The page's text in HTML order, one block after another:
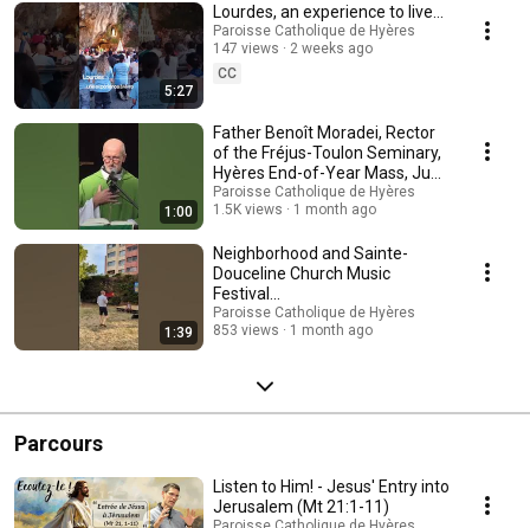
5:27
Lourdes, an experience to live…
Paroisse Catholique de Hyères
147 views
2 weeks ago
CC
1:00
Father Benoît Moradei, Rector
of the Fréjus-Toulon Seminary,
Hyères End-of-Year Mass, June
2026
Paroisse Catholique de Hyères
1.5K views
1 month ago
1:39
Neighborhood and Sainte-
Douceline Church Music
Festival...
Paroisse Catholique de Hyères
853 views
1 month ago
Parcours
Listen to Him! - Jesus' Entry into
Jerusalem (Mt 21:1-11)